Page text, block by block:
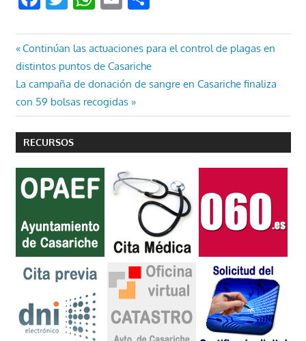
Navegación
de
entradas
Entrada
anterior:
Continúan las actuaciones para el control de plagas en
distintos puntos de Casariche
Entrada
siguiente:
La campaña de donación de sangre en Casariche finaliza
con 59 bolsas recogidas
RECURSOS